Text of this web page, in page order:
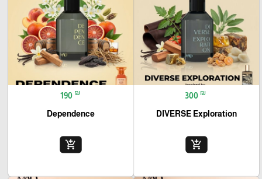
300 ₪
DIVERSE Exploration
add_shopping_cart
190 ₪
Dependence
add_shopping_cart